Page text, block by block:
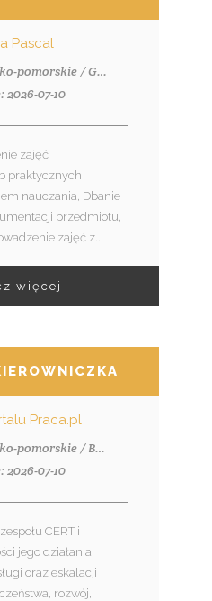
Pascal
Lokalizacja: kujawsko-pomorskie / Grudziądz
2026-07-10
zajęć
praktycznych
nauczania, Dbanie
przedmiotu,
zajęć z...
więcej
ZESPOŁU
Praca.pl
Lokalizacja: kujawsko-pomorskie / Bydgoszcz
2026-07-10
CERT i
jego działania,
oraz eskalacji
rozwój,